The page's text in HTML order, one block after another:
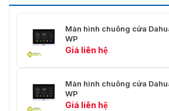
Nguồn điện
Cài đặt Bề mặt
Màn hình chuông cửa
WP
Giá liên hệ
Màn hình chuông cửa
WP
Giá liên hệ